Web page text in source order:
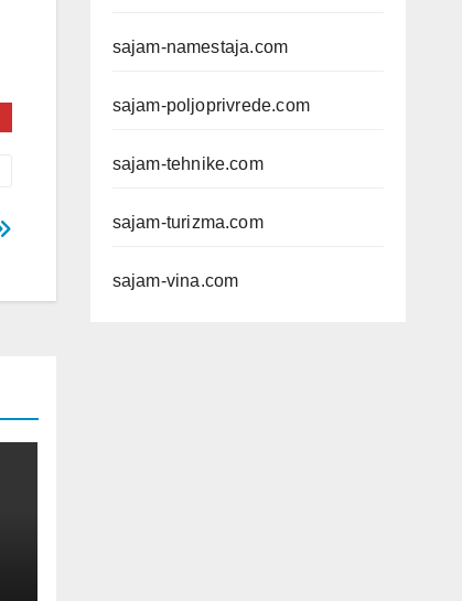
sajam-namestaja.com
sajam-poljoprivrede.com
sajam-tehnike.com
sajam-turizma.com
sajam-vina.com